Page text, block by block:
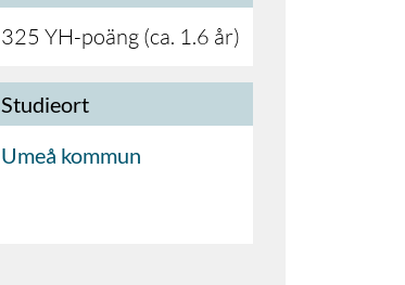
325 YH-poäng (ca. 1.6 år)
Studieort
Umeå kommun